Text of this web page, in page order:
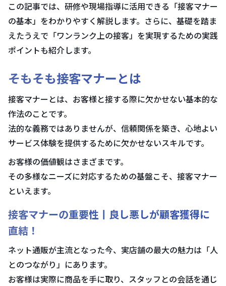
この記事では、研修や現場指導に活用できる「接客マナー
の基本」をわかりやすく解説します。さらに、基礎を踏ま
えたうえで「ワンランク上の接客」を実現するための実践
ポイントも紹介します。
そもそも接客マナーとは
接客マナーとは、お客様と接する際に欠かせない基本的な
作法のことです。
法的な義務ではありませんが、信頼関係を築き、心地よい
サービス体験を提供するために欠かせないスキルです。
お客様の価値観はさまざまです。
その多様なニーズに対応するための基盤こそ、接客マナー
といえます。
接客マナーの重要性丨良し悪しが顧客獲得に
直結！
ネット通販が主流となった今、実店舗の最大の魅力は「人
とのつながり」にあります。
お客様は実際に商品を手に取り、スタッフとの会話を通じ